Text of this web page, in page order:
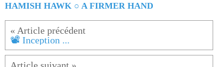
HAMISH HAWK ○ A FIRMER HAND
📽️ Inception ...